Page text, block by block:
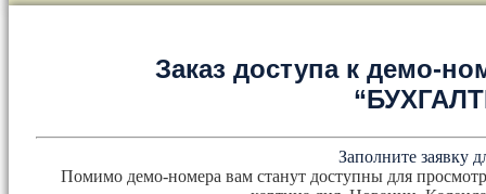
Заказ доступа к демо-
Заполните заявку
Помимо демо-номера вам станут доступны для